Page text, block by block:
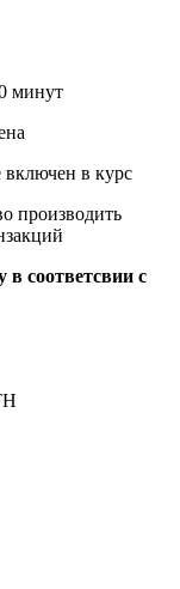
минут
в курс
производить
соответсвии с